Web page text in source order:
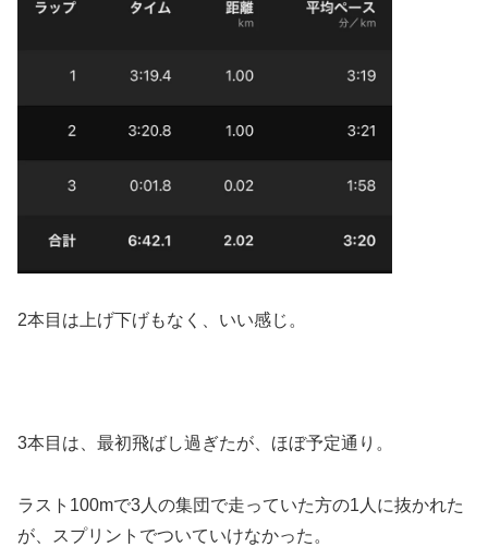
2本目は上げ下げもなく、いい感じ。
3本目は、最初飛ばし過ぎたが、ほぼ予定通り。
ラスト100mで3人の集団で走っていた方の1人に抜かれた
が、スプリントでついていけなかった。